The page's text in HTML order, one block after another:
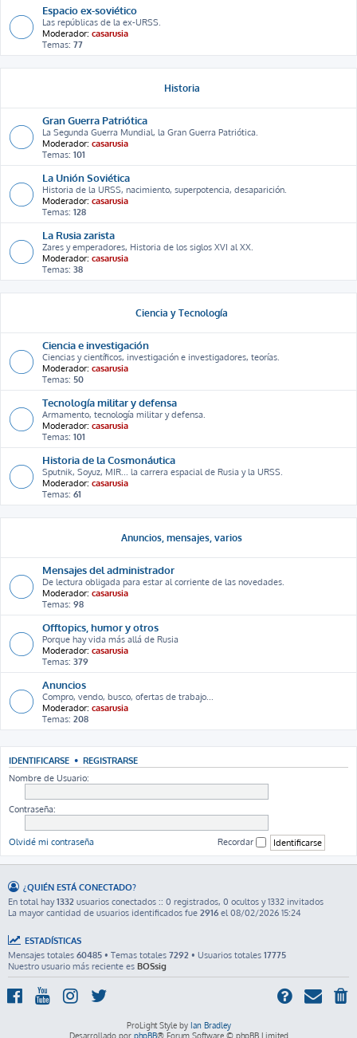
Espacio ex-soviético
Las repúblicas de la ex-URSS.
Moderador: casarusia
Temas: 77
Historia
Gran Guerra Patriótica
La Segunda Guerra Mundial, la Gran Guerra Patriótica.
Moderador: casarusia
Temas: 101
La Unión Soviética
Historia de la URSS, nacimiento, superpotencia, desaparición.
Moderador: casarusia
Temas: 128
La Rusia zarista
Zares y emperadores, Historia de los siglos XVI al XX.
Moderador: casarusia
Temas: 38
Ciencia y Tecnología
Ciencia e investigación
Ciencias y científicos, investigación e investigadores, teorías.
Moderador: casarusia
Temas: 50
Tecnología militar y defensa
Armamento, tecnología militar y defensa.
Moderador: casarusia
Temas: 101
Historia de la Cosmonáutica
Sputnik, Soyuz, MIR... la carrera espacial de Rusia y la URSS.
Moderador: casarusia
Temas: 61
Anuncios, mensajes, varios
Mensajes del administrador
De lectura obligada para estar al corriente de las novedades.
Moderador: casarusia
Temas: 98
Offtopics, humor y otros
Porque hay vida más allá de Rusia
Moderador: casarusia
Temas: 379
Anuncios
Compro, vendo, busco, ofertas de trabajo...
Moderador: casarusia
Temas: 208
IDENTIFICARSE • REGISTRARSE
Nombre de Usuario:
Contraseña:
Olvidé mi contraseña Recordar
¿QUIÉN ESTÁ CONECTADO?
En total hay1332 usuarios conectados :: 0 registrados, 0 ocultos y 1332 invitados
La mayor cantidad de usuarios identificados fue 2916 el 08/02/2026 15:24
ESTADÍSTICAS
Mensajes totales 60485 • Temas totales 7292 • Usuarios totales 17775
Nuestro usuario más reciente es BOSsig
ProLight Style by Ian Bradley
Desarrollado por phpBB® Forum Software © phpBB Limited